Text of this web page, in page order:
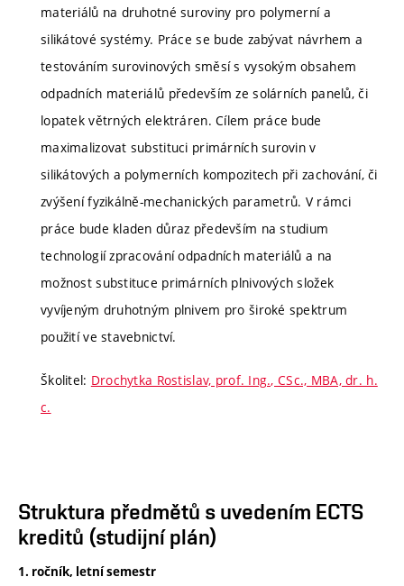
materiálů na druhotné suroviny pro polymerní a
silikátové systémy. Práce se bude zabývat návrhem a
testováním surovinových směsí s vysokým obsahem
odpadních materiálů především ze solárních panelů, či
lopatek větrných elektráren. Cílem práce bude
maximalizovat substituci primárních surovin v
silikátových a polymerních kompozitech při zachování, či
zvýšení fyzikálně-mechanických parametrů. V rámci
práce bude kladen důraz především na studium
technologií zpracování odpadních materiálů a na
možnost substituce primárních plnivových složek
vyvíjeným druhotným plnivem pro široké spektrum
použití ve stavebnictví.
Školitel: Drochytka Rostislav, prof. Ing., CSc., MBA, dr. h.
c.
Struktura předmětů s uvedením ECTS
kreditů (studijní plán)
1. ročník, letní semestr